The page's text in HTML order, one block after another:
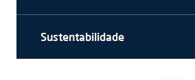
Sustentabilidade